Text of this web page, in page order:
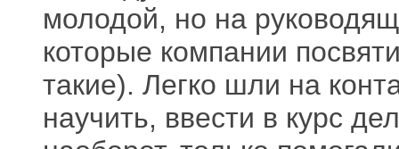
молодой, но на
которые компании
такие). Легко шли на
научить, ввести в курс